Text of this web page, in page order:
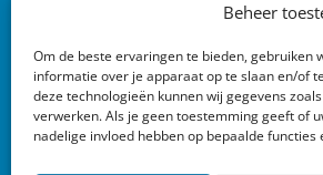
Beheer
Om de beste ervaringen te bieden, gebruiken
informatie over je apparaat op te slaan en/of
deze technologieën kunnen wij gegevens
verwerken. Als je geen toestemming geeft of
nadelige invloed hebben op bepaalde functies
recycling en handel in oud ijzer en
metaalafvallen. Wij staan voor
prijzen, goede logistieke
voor eerlijke, klantgerichte service.
Meer over ons…